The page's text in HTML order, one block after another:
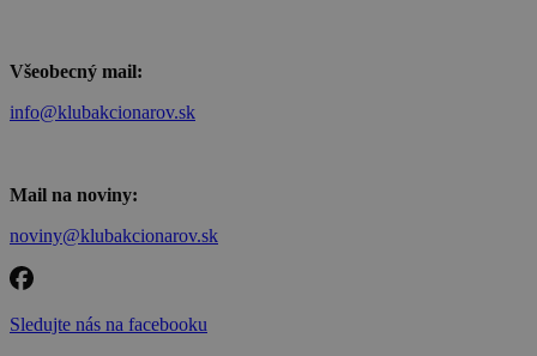
Všeobecný mail:
info@klubakcionarov.sk
Mail na noviny:
noviny@klubakcionarov.sk
Sledujte nás na facebooku